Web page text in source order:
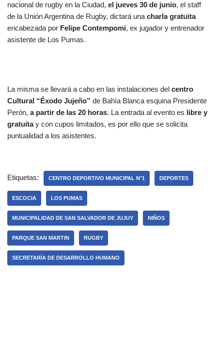
nacional de rugby en la Ciudad, el jueves 30 de junio, el staff
de la Unión Argentina de Rugby, dictará una charla gratuita
encabezada por Felipe Contempomi, ex jugador y entrenador
asistente de Los Pumas.
La misma se llevará a cabo en las instalaciones del centro
Cultural “Éxodo Jujeño” de Bahía Blanca esquina Presidente
Perón, a partir de las 20 horas. La entrada al evento es libre y
gratuitay con cupos limitados, es por ello que se solicita
puntualidad a los asistentes.
Etiquetas: CENTRO DEPORTIVO MUNICIPAL N°1 DEPORTES
ESCOCIA LOS PUMAS
MUNICIPALIDAD DE SAN SALVADOR DE JUJUY NIÑOS
PARQUE SAN MARTIN RUGBY
SECRETARÍA DE DESARROLLO HUMANO